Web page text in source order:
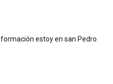
estoy en san Pedro